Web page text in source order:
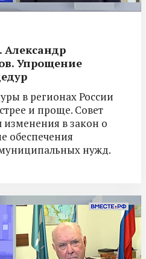
Александр
Упрощение
в регионах России
и проще. Совет
в закон о
обеспечения
нужд.